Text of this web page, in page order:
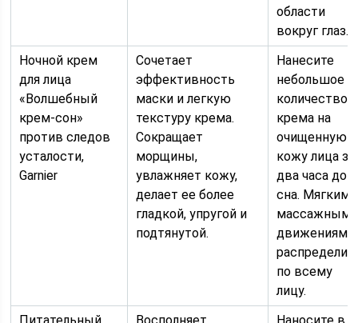
области
вокруг глаз.
Ночной крем
для лица
«Волшебный
крем-сон»
против следов
усталости,
Garnier
Сочетает
эффективность
маски и легкую
текстуру крема.
Сокращает
морщины,
увлажняет кожу,
делает ее более
гладкой, упругой и
подтянутой.
Нанесите
небольшое
количество
крема на
очищенную
кожу лица за
два часа до
сна. Мягкими
массажными
движениями
по всему
лицу.